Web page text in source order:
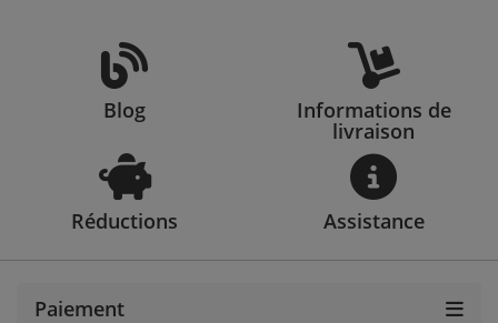
Blog Informations de
livraison
Réductions Assistance
Paiement